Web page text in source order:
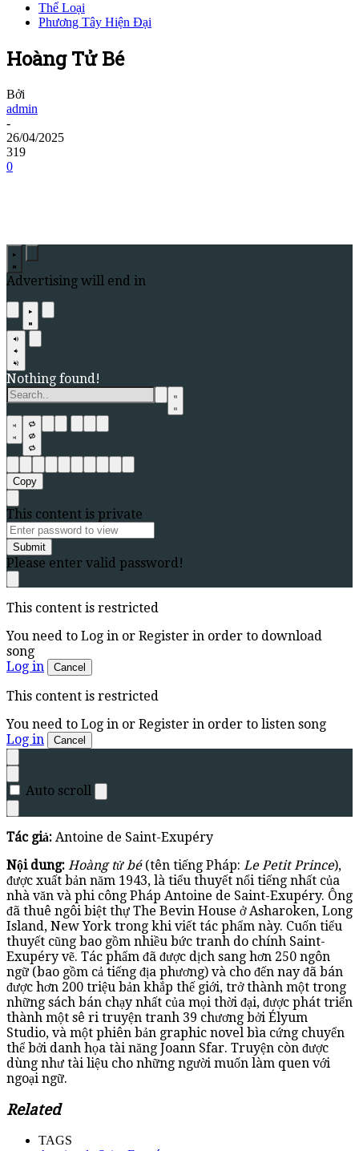
Thể Loại
Phương Tây Hiện Đại
Hoàng Tử Bé
Bởi
admin
-
26/04/2025
319
0
Advertising will end in
Nothing found!
Copy
This content is private
Submit
Please enter valid password!
This content is restricted
You need to Log in or Register in order to download
song
Log in
Cancel
This content is restricted
You need to Log in or Register in order to listen song
Log in
Cancel
Auto scroll
Tác giả: Antoine de Saint-Exupéry
Nội dung: Hoàng tử bé(tên tiếng Pháp: Le Petit Prince),
được xuất bản năm 1943, là tiểu thuyết nổi tiếng nhất của
nhà văn và phi công Pháp Antoine de Saint-Exupéry. Ông
đã thuê ngôi biệt thự The Bevin House ở Asharoken, Long
Island, New York trong khi viết tác phẩm này. Cuốn tiểu
thuyết cũng bao gồm nhiều bức tranh do chính Saint-
Exupéry vẽ. Tác phẩm đã được dịch sang hơn 250 ngôn
ngữ (bao gồm cả tiếng địa phương) và cho đến nay đã bán
được hơn 200 triệu bản khắp thế giới, trở thành một trong
những sách bán chạy nhất của mọi thời đại, được phát triển
thành một sê ri truyện tranh 39 chương bởi Élyum
Studio, và một phiên bản graphic novel bìa cứng chuyển
thể bởi danh họa tài năng Joann Sfar. Truyện còn được
dùng như tài liệu cho những người muốn làm quen với
ngoại ngữ.
Related
TAGS